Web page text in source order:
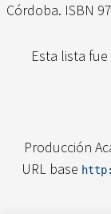
Córdoba. ISBN
Esta lista
Producción
URL base